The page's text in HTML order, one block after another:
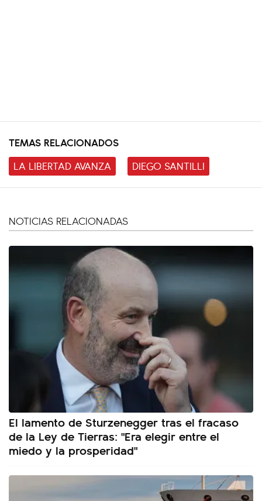
TEMAS RELACIONADOS
LA LIBERTAD AVANZA
DIEGO SANTILLI
NOTICIAS RELACIONADAS
El lamento de Sturzenegger tras el fracaso
de la Ley de Tierras: "Era elegir entre el
miedo y la prosperidad"